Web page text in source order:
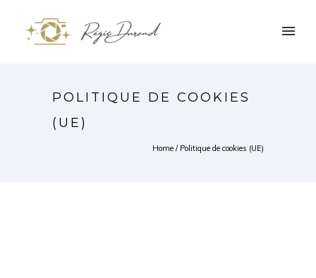
POLITIQUE DE COOKIES
(UE)
Home / Politique de cookies (UE)